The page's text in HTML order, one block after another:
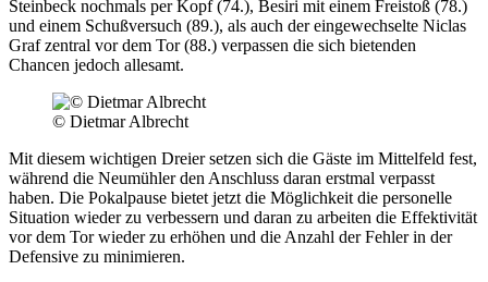
Steinbeck nochmals per Kopf (74.), Besiri mit einem Freistoß (78.)
und einem Schußversuch (89.), als auch der eingewechselte Niclas
Graf zentral vor dem Tor (88.) verpassen die sich bietenden
Chancen jedoch allesamt.
© Dietmar Albrecht
Mit diesem wichtigen Dreier setzen sich die Gäste im Mittelfeld fest,
während die Neumühler den Anschluss daran erstmal verpasst
haben. Die Pokalpause bietet jetzt die Möglichkeit die personelle
Situation wieder zu verbessern und daran zu arbeiten die Effektivität
vor dem Tor wieder zu erhöhen und die Anzahl der Fehler in der
Defensive zu minimieren.